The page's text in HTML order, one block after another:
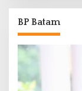
BP Batam